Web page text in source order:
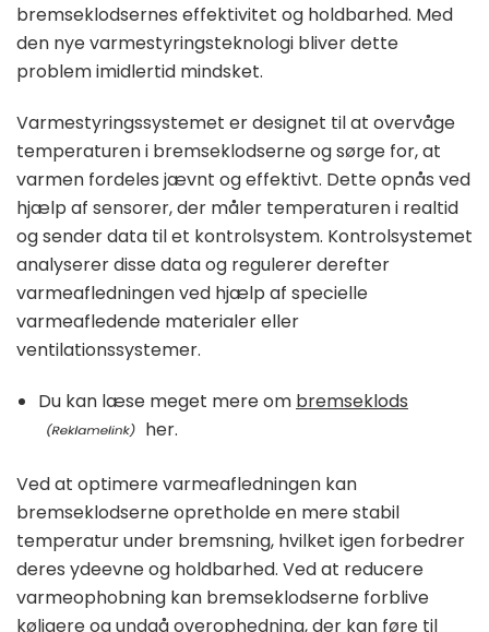
bremseklodsernes effektivitet og holdbarhed. Med
den nye varmestyringsteknologi bliver dette
problem imidlertid mindsket.
Varmestyringssystemet er designet til at overvåge
temperaturen i bremseklodserne og sørge for, at
varmen fordeles jævnt og effektivt. Dette opnås ved
hjælp af sensorer, der måler temperaturen i realtid
og sender data til et kontrolsystem. Kontrolsystemet
analyserer disse data og regulerer derefter
varmeafledningen ved hjælp af specielle
varmeafledende materialer eller
ventilationssystemer.
Du kan læse meget mere om bremseklods
her.
Ved at optimere varmeafledningen kan
bremseklodserne opretholde en mere stabil
temperatur under bremsning, hvilket igen forbedrer
deres ydeevne og holdbarhed. Ved at reducere
varmeophobning kan bremseklodserne forblive
køligere og undgå overophedning, der kan føre til